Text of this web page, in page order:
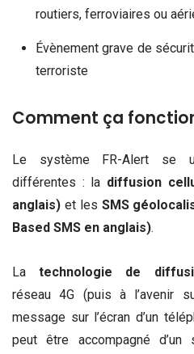
routiers, ferroviaires ou
Évènement grave de
terroriste
Comment ça
Le système FR-Alert se
différentes : la diffusion
anglais) et les SMS
Based SMS en anglais).
La technologie de
réseau 4G (puis à l’avenir
message sur l’écran d’un
peut être accompagné